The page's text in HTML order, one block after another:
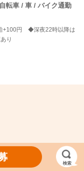
転車 / 車 / バイク通勤
+100円 ◆深夜22時以降は
り
検索